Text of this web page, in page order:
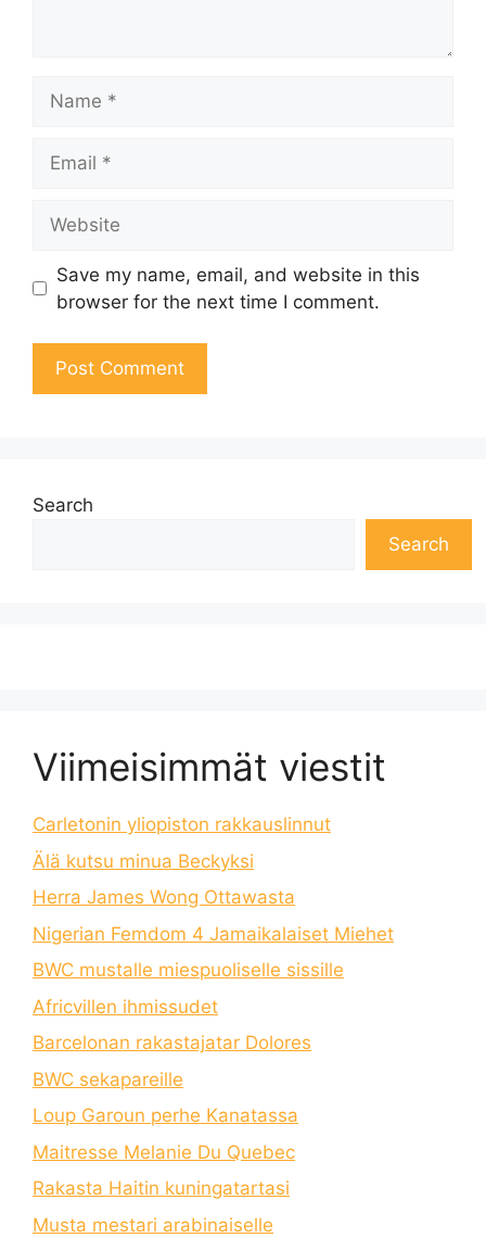
Save my name, email, and website in this
browser for the next time I comment.
Search
Search
Viimeisimmät viestit
Carletonin yliopiston rakkauslinnut
Älä kutsu minua Beckyksi
Herra James Wong Ottawasta
Nigerian Femdom 4 Jamaikalaiset Miehet
BWC mustalle miespuoliselle sissille
Africvillen ihmissudet
Barcelonan rakastajatar Dolores
BWC sekapareille
Loup Garoun perhe Kanatassa
Maitresse Melanie Du Quebec
Rakasta Haitin kuningatartasi
Musta mestari arabinaiselle